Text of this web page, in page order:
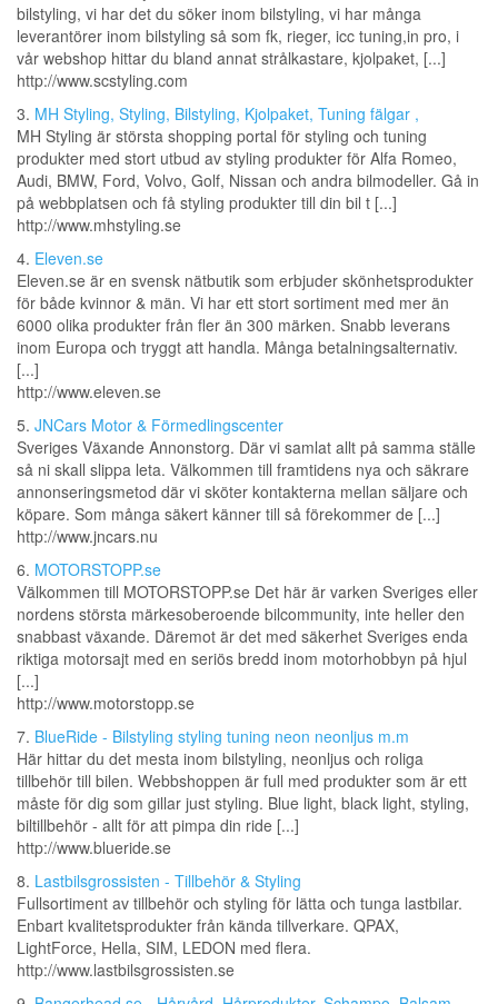
bilstyling, vi har det du söker inom bilstyling, vi har många
leverantörer inom bilstyling så som fk, rieger, icc tuning,in pro, i
vår webshop hittar du bland annat strålkastare, kjolpaket, [...]
http://www.scstyling.com
3. MH Styling, Styling, Bilstyling, Kjolpaket, Tuning fälgar ,
MH Styling är största shopping portal för styling och tuning
produkter med stort utbud av styling produkter för Alfa Romeo,
Audi, BMW, Ford, Volvo, Golf, Nissan och andra bilmodeller. Gå in
på webbplatsen och få styling produkter till din bil t [...]
http://www.mhstyling.se
4. Eleven.se
Eleven.se är en svensk nätbutik som erbjuder skönhetsprodukter
för både kvinnor & män. Vi har ett stort sortiment med mer än
6000 olika produkter från fler än 300 märken. Snabb leverans
inom Europa och tryggt att handla. Många betalningsalternativ.
[...]
http://www.eleven.se
5. JNCars Motor & Förmedlingscenter
Sveriges Växande Annonstorg. Där vi samlat allt på samma ställe
så ni skall slippa leta. Välkommen till framtidens nya och säkrare
annonseringsmetod där vi sköter kontakterna mellan säljare och
köpare. Som många säkert känner till så förekommer de [...]
http://www.jncars.nu
6. MOTORSTOPP.se
Välkommen till MOTORSTOPP.se Det här är varken Sveriges eller
nordens största märkesoberoende bilcommunity, inte heller den
snabbast växande. Däremot är det med säkerhet Sveriges enda
riktiga motorsajt med en seriös bredd inom motorhobbyn på hjul
[...]
http://www.motorstopp.se
7. BlueRide - Bilstyling styling tuning neon neonljus m.m
Här hittar du det mesta inom bilstyling, neonljus och roliga
tillbehör till bilen. Webbshoppen är full med produkter som är ett
måste för dig som gillar just styling. Blue light, black light, styling,
biltillbehör - allt för att pimpa din ride [...]
http://www.blueride.se
8. Lastbilsgrossisten - Tillbehör & Styling
Fullsortiment av tillbehör och styling för lätta och tunga lastbilar.
Enbart kvalitetsprodukter från kända tillverkare. QPAX,
LightForce, Hella, SIM, LEDON med flera.
http://www.lastbilsgrossisten.se